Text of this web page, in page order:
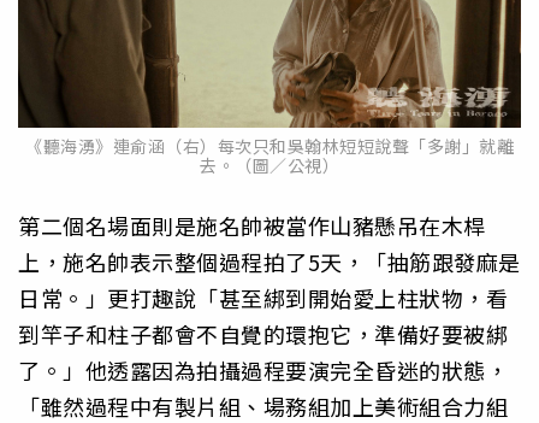
《聽海湧》連俞涵（右）每次只和吳翰林短短說聲「多謝」就離
去。（圖／公視）
第二個名場面則是施名帥被當作山豬懸吊在木桿
上，施名帥表示整個過程拍了5天，「抽筋跟發麻是
日常。」更打趣說「甚至綁到開始愛上柱狀物，看
到竿子和柱子都會不自覺的環抱它，準備好要被綁
了。」他透露因為拍攝過程要演完全昏迷的狀態，
「雖然過程中有製片組、場務組加上美術組合力組